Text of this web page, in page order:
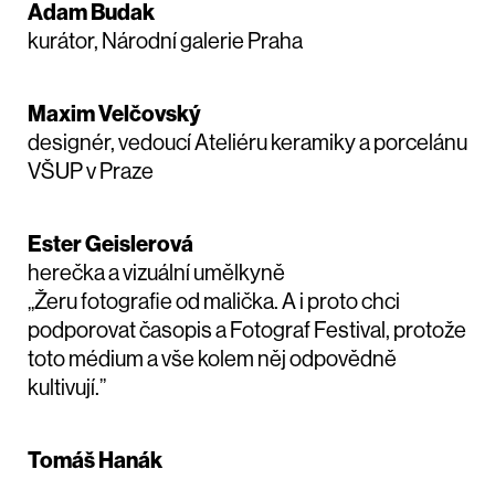
Adam Budak
kurátor, Národní galerie Praha
Maxim Velčovský
designér, vedoucí Ateliéru keramiky a porcelánu
VŠUP v Praze
Ester Geislerová
herečka a vizuální umělkyně
„Žeru fotografie od malička. A i proto chci
podporovat časopis a Fotograf Festival, protože
toto médium a vše kolem něj odpovědně
kultivují.”
Tomáš Hanák